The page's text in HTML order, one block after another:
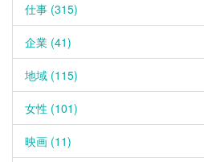
仕事 (315)
企業 (41)
地域 (115)
女性 (101)
映画 (11)